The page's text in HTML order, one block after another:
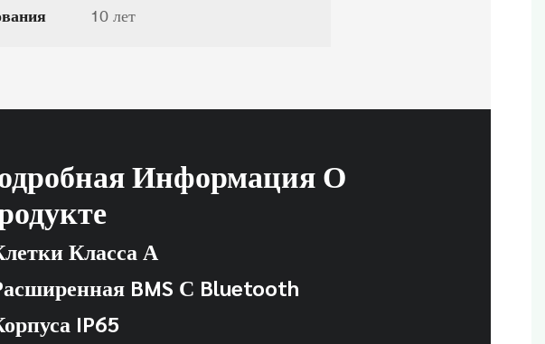
10 лет
Информация О
Класса А
BMS С Bluetooth
IP65